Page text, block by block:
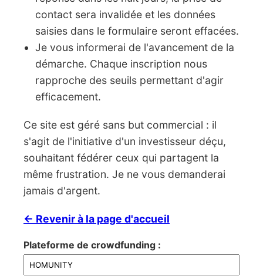
contact sera invalidée et les données
saisies dans le formulaire seront effacées.
Je vous informerai de l'avancement de la
démarche. Chaque inscription nous
rapproche des seuils permettant d'agir
efficacement.
Ce site est géré sans but commercial : il
s'agit de l'initiative d'un investisseur déçu,
souhaitant fédérer ceux qui partagent la
même frustration. Je ne vous demanderai
jamais d'argent.
← Revenir à la page d'accueil
Plateforme de crowdfunding :